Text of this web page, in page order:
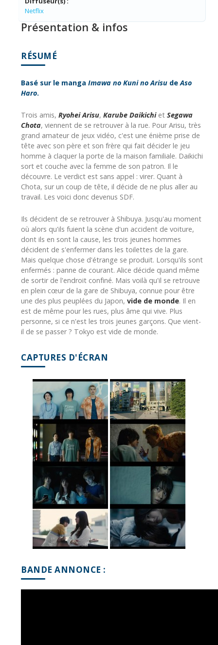
Netflix
Présentation & infos
RÉSUMÉ
Basé sur le manga Imawa no Kuni no Arisu deAso
Haro.
Trois amis, Ryohei Arisu, Karube Daikichiet Segawa
Chota, viennent de se retrouver à la rue. Pour Arisu, très
grand amateur de jeux vidéo, c'est une énième prise de
tête avec son père et son frère qui fait décider le jeu
homme à claquer la porte de la maison familiale. Daikichi
sort et couche avec la femme de son patron. Il le
découvre. Le verdict est sans appel : virer. Quant à
Chota, sur un coup de tête, il décide de ne plus aller au
travail. Les voici donc devenus SDF.
Ils décident de se retrouver à Shibuya. Jusqu'au moment
où alors qu'ils fuient la scène d'un accident de voiture,
dont ils en sont la cause, les trois jeunes hommes
décident de s'enfermer dans les toilettes de la gare.
Mais quelque chose d'étrange se produit. Lorsqu'ils sont
enfermés : panne de courant. Alice décide quand même
de sortir de l'endroit confiné. Mais voilà qu'il se retrouve
en plein cœur de la gare de Shibuya, connue pour être
une des plus peuplées du Japon, vide de monde. Il en
est de même pour les rues, plus âme qui vive. Plus
personne, si ce n'est les trois jeunes garçons. Que vient-
il de se passer ? Tokyo est vide de monde.
CAPTURES D'ÉCRAN
BANDE ANNONCE :